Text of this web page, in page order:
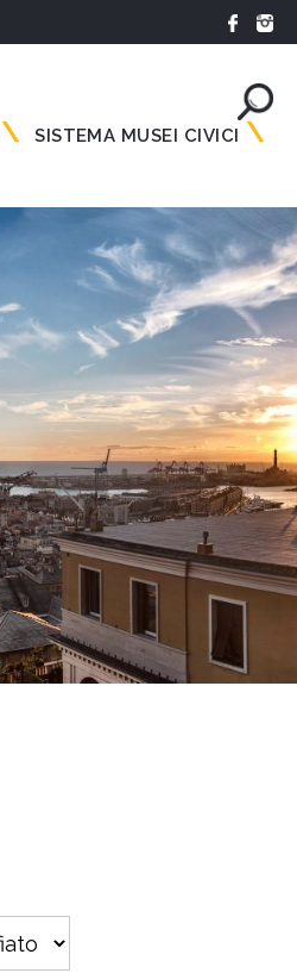
SISTEMA MUSEI CIVICI